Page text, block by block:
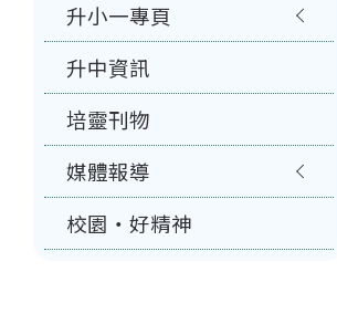
升小一專頁
升中資訊
培靈刊物
媒體報導
校園‧好精神